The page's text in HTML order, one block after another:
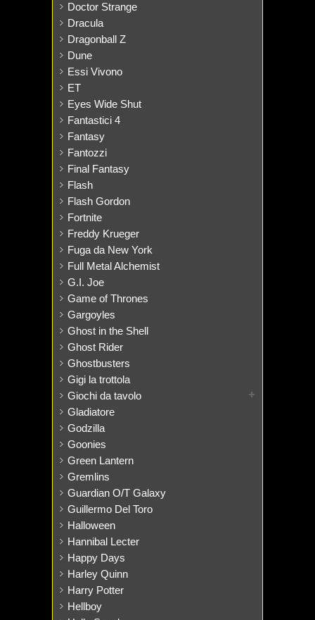
Doctor Strange
Dracula
Dragonball Z
Dune
Essi Vivono
ET
Eyes Wide Shut
Fantastici 4
Fantasy
Fantozzi
Final Fantasy
Flash
Flash Gordon
Fortnite
Freddy Krueger
Fuga da New York
Full Metal Alchemist
G.I. Joe
Game of Thrones
Gargoyles
Ghost in the Shell
Ghost Rider
Ghostbusters
Gigi la trottola
Giochi da tavolo
Gladiatore
Godzilla
Goonies
Green Lantern
Gremlins
Guardian O/T Galaxy
Guillermo Del Toro
Halloween
Hannibal Lecter
Happy Days
Harley Quinn
Harry Potter
Hellboy